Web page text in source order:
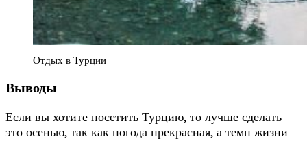
Отдых в Турции
Выводы
Если вы хотите посетить Турцию, то лучше сделать
это осенью, так как погода прекрасная, а темп жизни